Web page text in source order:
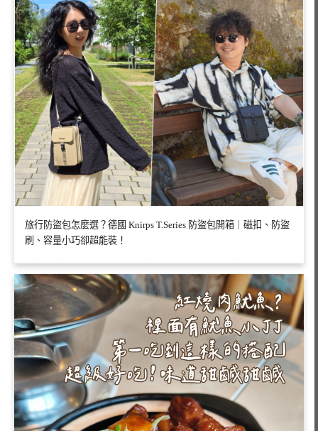
旅行防盜包怎麼選？德國 Knirps T.Series 防盜包開箱｜磁扣、防盜
刷、容量小巧卻超能裝！